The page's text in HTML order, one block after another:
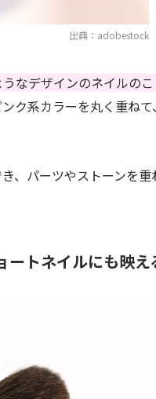
出典：adobestock
なデザインのネイルのこ
ク系カラーを丸く重ねて
、パーツやストーンを重
ートネイルにも映え